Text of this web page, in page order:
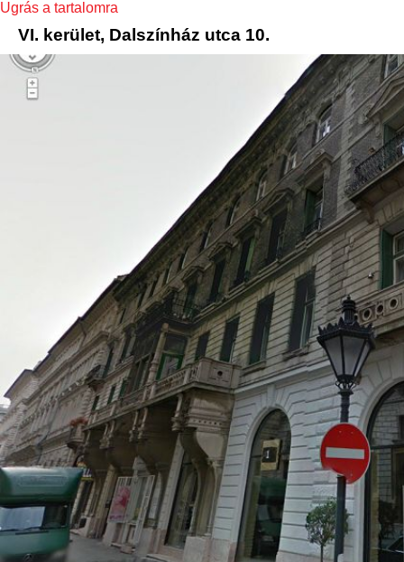
Ugrás a tartalomra
VI. kerület, Dalszínház utca 10.